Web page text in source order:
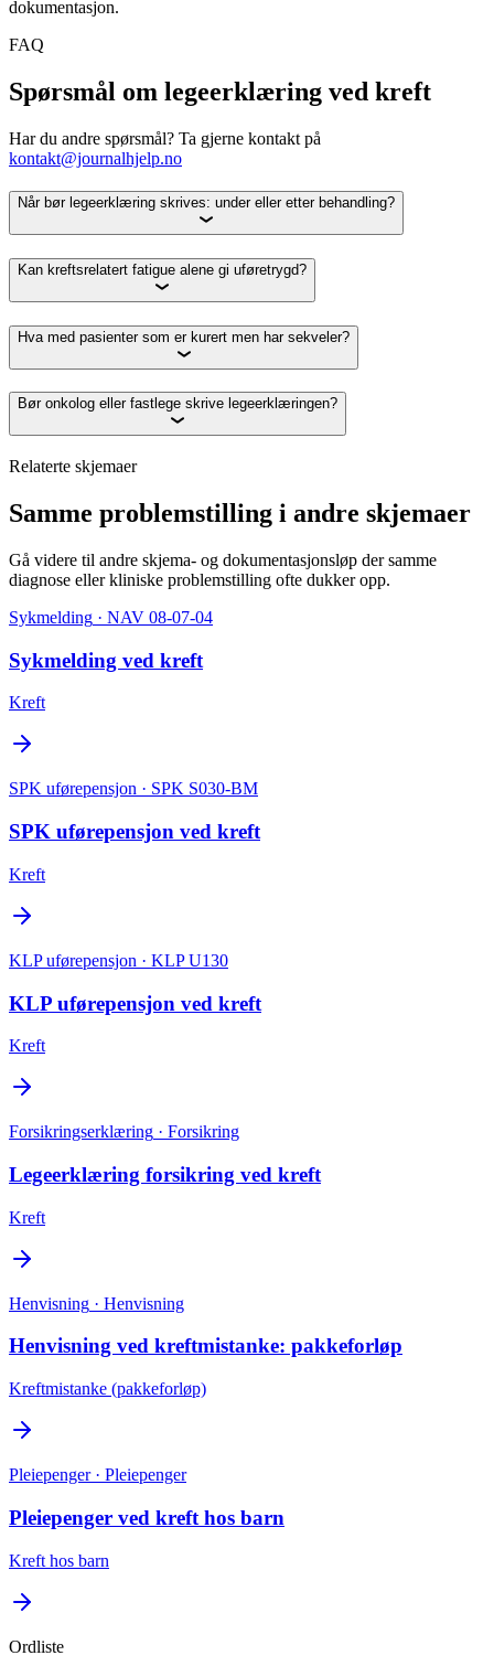
dokumentasjon.
FAQ
Spørsmål om legeerklæring ved kreft
Har du andre spørsmål? Ta gjerne kontakt på
kontakt@journalhjelp.no
Når bør legeerklæring skrives: under eller etter behandling?
Kan kreftsrelatert fatigue alene gi uføretrygd?
Hva med pasienter som er kurert men har sekveler?
Bør onkolog eller fastlege skrive legeerklæringen?
Relaterte skjemaer
Samme problemstilling i andre skjemaer
Gå videre til andre skjema- og dokumentasjonsløp der samme
diagnose eller kliniske problemstilling ofte dukker opp.
Sykmelding · NAV 08-07-04
Sykmelding ved kreft
Kreft
SPK uførepensjon · SPK S030-BM
SPK uførepensjon ved kreft
Kreft
KLP uførepensjon · KLP U130
KLP uførepensjon ved kreft
Kreft
Forsikringserklæring · Forsikring
Legeerklæring forsikring ved kreft
Kreft
Henvisning · Henvisning
Henvisning ved kreftmistanke: pakkeforløp
Kreftmistanke (pakkeforløp)
Pleiepenger· Pleiepenger
Pleiepenger ved kreft hos barn
Kreft hos barn
Ordliste